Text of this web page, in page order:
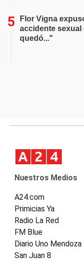
Flor Vigna
accidente
quedó..."
Nuestros Medios
A24.com
Primicias Ya
Radio La Red
FM Blue
Diario Uno Mendoza
San Juan 8